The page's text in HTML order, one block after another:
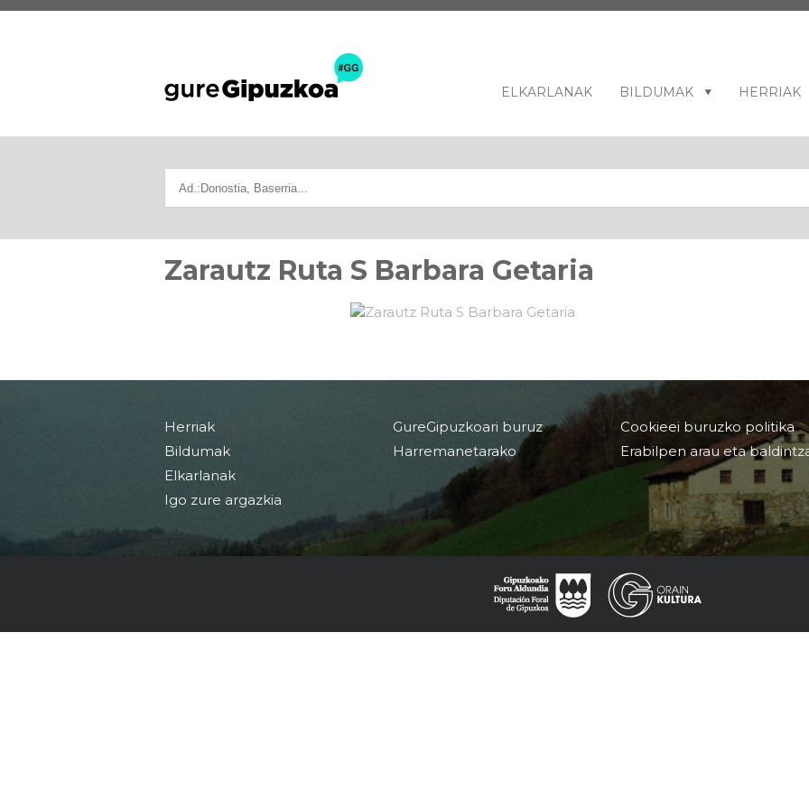
ELKARLANAK BILDUMAK HERRIAK
Zarautz Ruta S Barbara Getaria
Herriak
Bildumak
Elkarlanak
Igo zure argazkia
GureGipuzkoari buruz
Harremanetarako
Cookieei buruzko politika
Erabilpen arau eta